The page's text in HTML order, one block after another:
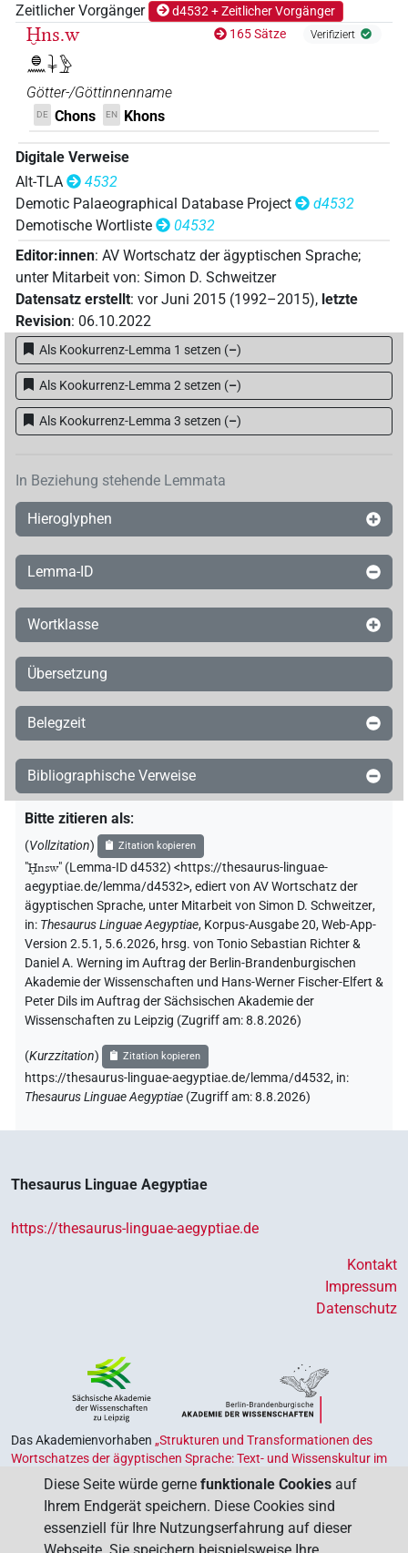
Zeitlicher Vorgänger d4532 + Zeitlicher Vorgänger
Ḫns.w
𓐍𓈖𓇓𓅱
165 Sätze Verifiziert
Götter-/Göttinnenname
DE Chons EN Khons
Digitale Verweise
Alt-TLA
4532
Demotic Palaeographical Database Project
d4532
Demotische Wortliste
04532
Editor:innen: AV Wortschatz der ägyptischen Sprache;
unter Mitarbeit von: Simon D. Schweitzer
Datensatz erstellt: vor Juni 2015 (1992–2015), letzte
Revision: 06.10.2022
Als Kookurrenz-Lemma 1 setzen (–)
Als Kookurrenz-Lemma 2 setzen (–)
Als Kookurrenz-Lemma 3 setzen (–)
In Beziehung stehende Lemmata
Hieroglyphen
Lemma-ID
Wortklasse
Übersetzung
Belegzeit
Bibliographische Verweise
Bitte zitieren als:
(Vollzitation) Zitation kopieren
"Ḫnsw" (Lemma-ID d4532) <https://thesaurus-linguae-
aegyptiae.de/lemma/d4532>,ediert von AV Wortschatz der
ägyptischen Sprache, unter Mitarbeit von Simon D. Schweitzer,
in: Thesaurus Linguae Aegyptiae, Korpus-Ausgabe 20, Web-App-
Version 2.5.1, 5.6.2026, hrsg. von Tonio Sebastian Richter &
Daniel A. Werning im Auftrag der Berlin-Brandenburgischen
Akademie der Wissenschaften und Hans-Werner Fischer-Elfert &
Peter Dils im Auftrag der Sächsischen Akademie der
Wissenschaften zu Leipzig (Zugriff am:8.8.2026)
(Kurzzitation) Zitation kopieren
https://thesaurus-linguae-aegyptiae.de/lemma/d4532, in:
Thesaurus Linguae Aegyptiae (Zugriff am:8.8.2026)
Thesaurus Linguae Aegyptiae
https://thesaurus-linguae-aegyptiae.de
Kontakt
Impressum
Datenschutz
Das Akademienvorhaben „Strukturen und Transformationen des
Wortschatzes der ägyptischen Sprache: Text- und Wissenskultur im
Alten Ägypten‟
ist Teil des von Bund und Ländern geförderten
, das der Erhaltung, Sicherung und
Vergegenwärtigung unseres kulturellen Erbes dient. Koordiniert wird
das Programm von derUnion der Deutschen Akademien der
Wissenschaften.
Diese Seite würde gerne funktionale Cookies auf
Ihrem Endgerät speichern. Diese Cookies sind
essenziell für Ihre Nutzungserfahrung auf dieser